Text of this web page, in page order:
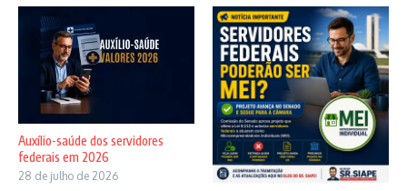
Auxílio-saúde dos servidores
federais em 2026
28 de julho de 2026